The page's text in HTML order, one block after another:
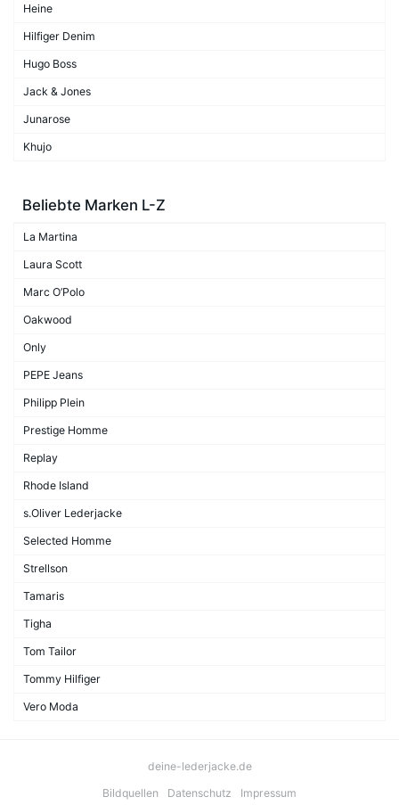
Heine
Hilfiger Denim
Hugo Boss
Jack & Jones
Junarose
Khujo
Beliebte Marken L-Z
La Martina
Laura Scott
Marc O’Polo
Oakwood
Only
PEPE Jeans
Philipp Plein
Prestige Homme
Replay
Rhode Island
s.Oliver Lederjacke
Selected Homme
Strellson
Tamaris
Tigha
Tom Tailor
Tommy Hilfiger
Vero Moda
deine-lederjacke.de
Bildquellen
Datenschutz Impressum